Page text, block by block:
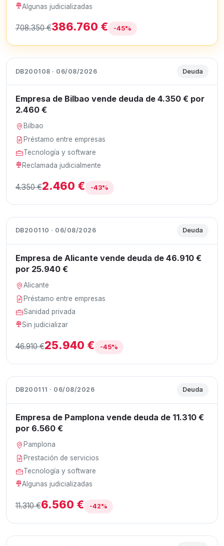
Algunas judicializadas
708.350 €386.760 € -45%
DB200108 · 06/08/2026 Deuda
Empresa de Bilbao vende deuda de 4.350 € por
2.460 €
Bilbao
Préstamo entre empresas
Tecnología y software
Reclamada judicialmente
4.350 €2.460 € -43%
DB200110 · 06/08/2026 Deuda
Empresa de Alicante vende deuda de 46.910 €
por 25.940 €
Alicante
Préstamo entre empresas
Sanidad privada
Sin judicializar
46.910 €25.940 € -45%
DB200111 · 06/08/2026 Deuda
Empresa de Pamplona vende deuda de 11.310 €
por 6.560 €
Pamplona
Prestación de servicios
Tecnología y software
Algunas judicializadas
11.310 €6.560 € -42%